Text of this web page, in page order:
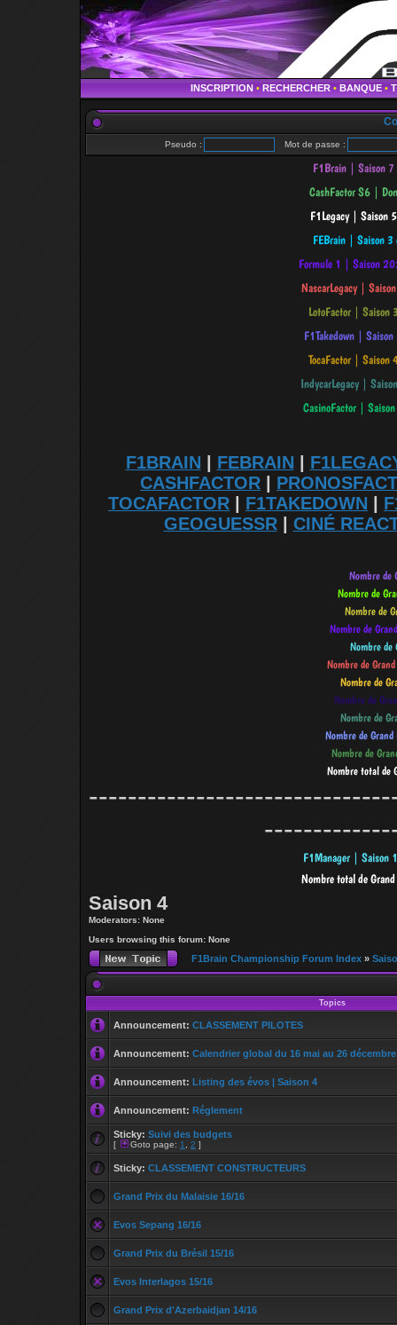
INSCRIPTION • RECHERCHER • BANQUE •
Pseudo : Mot de passe :
F1BRAIN FEBRAIN
CASHFACTOR
TOCAFACTOR
F1TAKEDOWN
GEOGUESSR| CINÉ
Saison 4
Moderators: None
Users browsing this forum: None
F1Brain Championship Forum Index »
Topics
Announcement: CLASSEMENT PILOTES
Announcement: Calendrier global du 16 mai au 26 décembre
Announcement: Listing des évos | Saison 4
Announcement: Réglement
Sticky: Suivi des budgets
[ Goto page: 1 2 ]
Sticky: CLASSEMENT CONSTRUCTEURS
Grand Prix du Malaisie 16/16
Evos Sepang 16/16
Grand Prix du Brésil 15/16
Evos Interlagos 15/16
Grand Prix d'Azerbaidjan 14/16